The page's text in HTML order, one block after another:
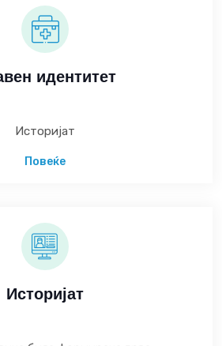
идентитет
Историјат
Повеќе
Историјат